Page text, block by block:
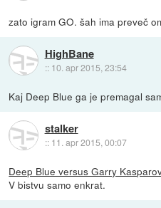
zato igram GO. šah ima preveč
HighBane
:: 10. apr 2015, 23:54
Kaj Deep Blue ga je premagal
stalker
:: 11. apr 2015, 00:07
Deep Blue versus Garry
V bistvu samo enkrat.